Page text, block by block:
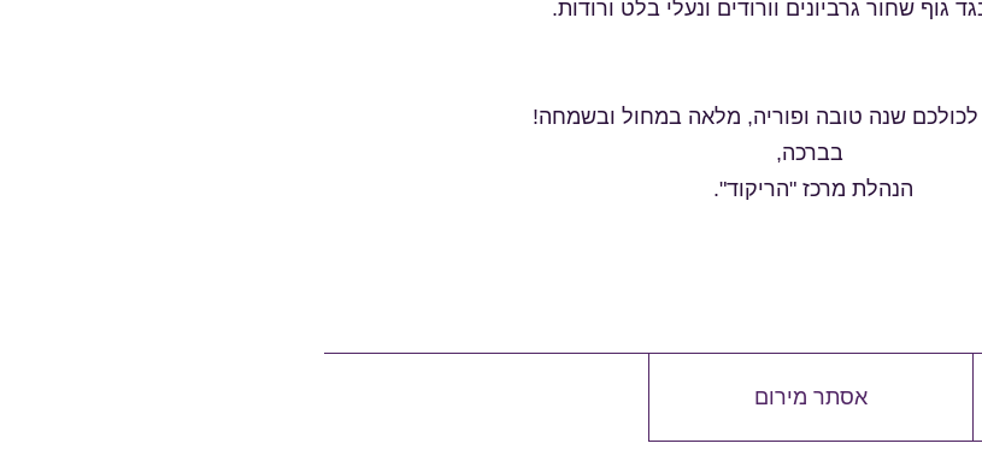
שנה טובה ופוריה, מלאה במחול ובשמחה!
בברכה,
הנהלת מרכז "הריקוד".
אסתר מירום